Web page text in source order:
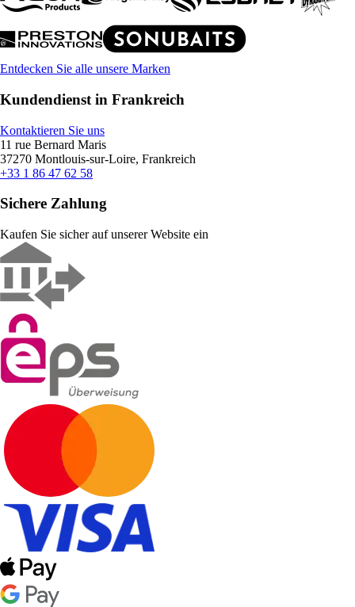
Entdecken Sie alle unsere Marken
Kundendienst in Frankreich
Kontaktieren Sie uns
11 rue Bernard Maris
37270 Montlouis-sur-Loire, Frankreich
+33 1 86 47 62 58
Sichere Zahlung
Kaufen Sie sicher auf unserer Website ein